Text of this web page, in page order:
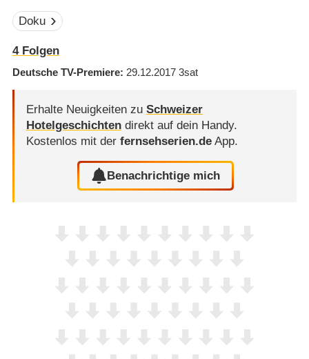
Doku
4Folgen
Deutsche TV-Premiere 29.12.2017 3sat
Erhalte Neuigkeiten zu Schweizer
Hotelgeschichtendirekt auf dein Handy.
Kostenlos mit der fernsehserien.deApp.
Benachrichtige mich